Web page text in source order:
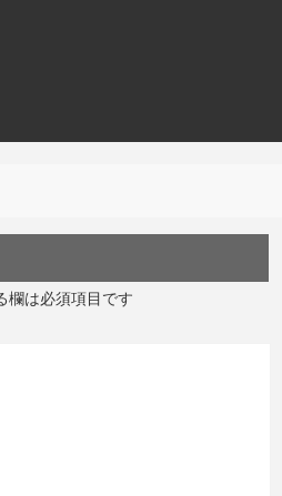
欄は必須項目です